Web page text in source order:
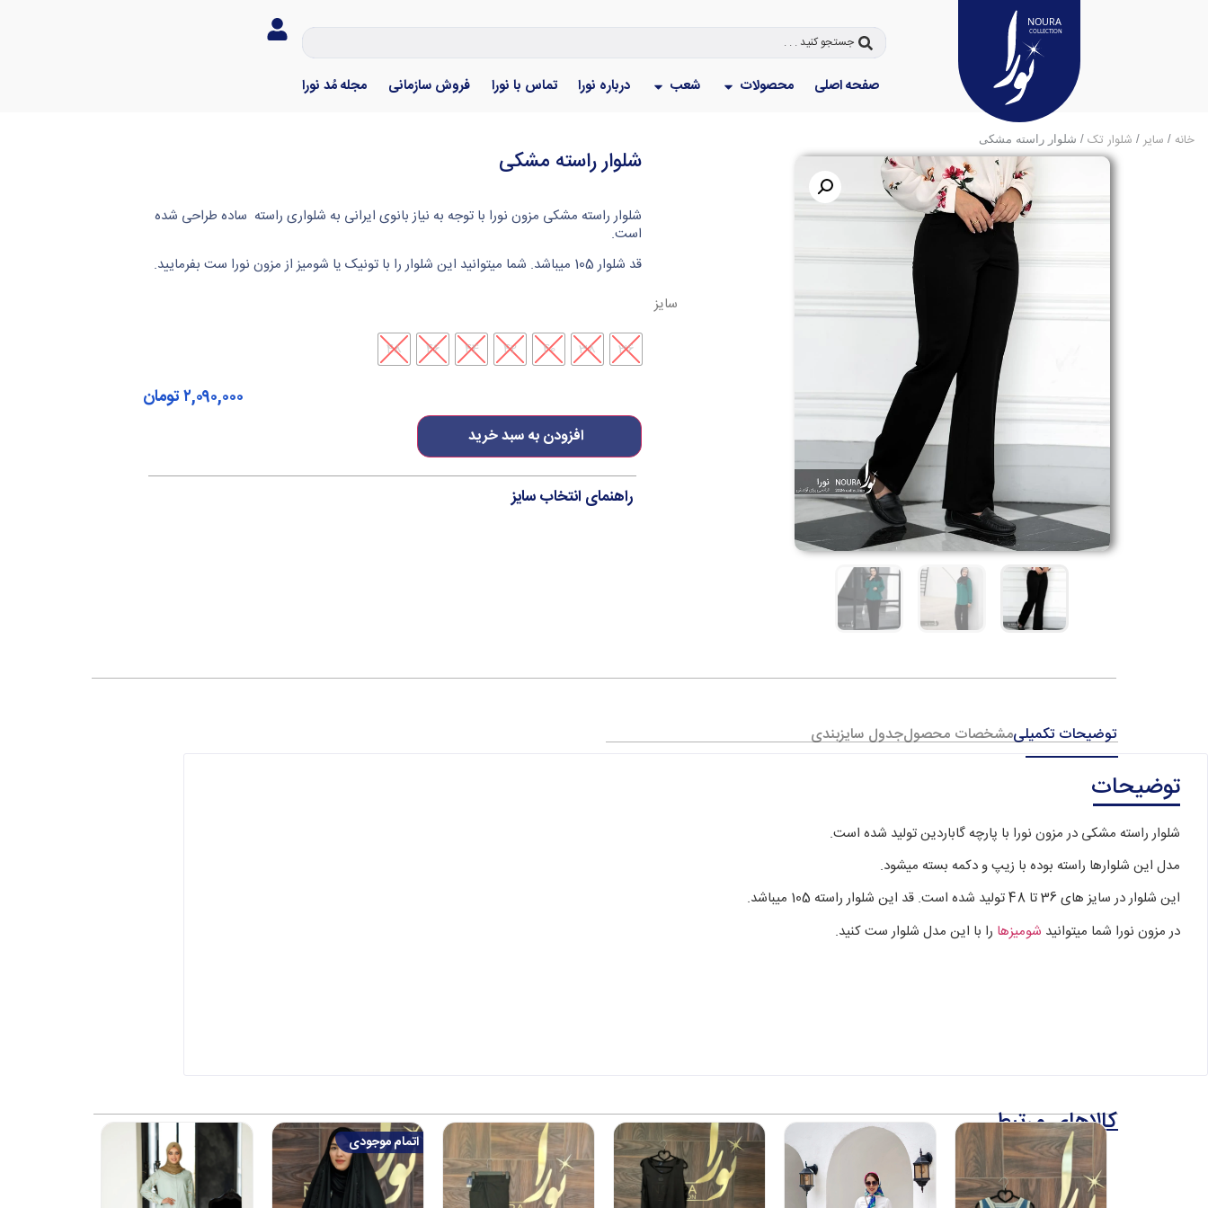
صفحه اصلی محصولات شعب درباره نورا تماس با نورا فروش سازمانی مجله مُد نورا
خانه / سایر / شلوار تک / شلوار راسته مشکی
شلوار راسته مشکی
شلوار راسته مشکی مزون نورا با توجه به نیاز بانوی ایرانی به شلواری راسته ساده طراحی شده
است.
قد شلوار 105 میباشد. شما میتوانید این شلوار را با تونیک یا شومیز از مزون نورا ست بفرمایید.
سایز
36
38
40
42
44
46
48
افزودن به سبد خرید
۲,۰۹۰,۰۰۰تومان
راهنمای انتخاب سایز
توضیحات تکمیلیمشخصات محصولجدول سایزبندی
توضیحات
شلوار راسته مشکی در مزون نورا با پارچه گاباردین تولید شده است.
مدل این شلوارها راسته بوده با زیپ و دکمه بسته میشود.
این شلوار در سایز های 36 تا 48 تولید شده است. قد این شلوار راسته 105 میباشد.
در مزون نورا شما میتوانید شومیزها را با این مدل شلوار ست کنید.
کالاهای مرتبط
اتمام موجودی